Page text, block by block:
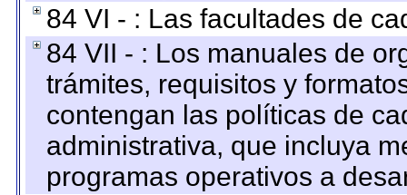
84 VI - : Las facultades de
84 VII - : Los manuales de
trámites, requisitos y
contengan las políticas de
administrativa, que incluya
programas operativos a